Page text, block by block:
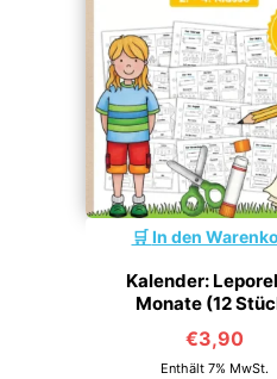
In den
Kalender:
Monate (12
€3,90
Enthält 7% MwSt.